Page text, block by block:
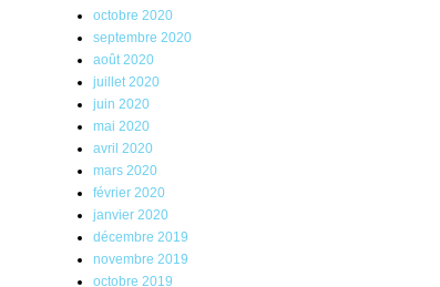
octobre 2020
septembre 2020
août 2020
juillet 2020
juin 2020
mai 2020
avril 2020
mars 2020
février 2020
janvier 2020
décembre 2019
novembre 2019
octobre 2019